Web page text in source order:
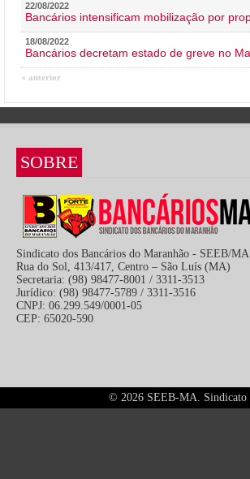
22/08/2022
Bancários intensificam mobilização por
18/08/2022
Bancários decretam estado de greve no
« anterior
SOBRE
Sindicato dos Bancários do Maranhão - SEEB/MA
Rua do Sol, 413/417, Centro – São Luís (MA)
Secretaria: (98) 98477-8001 / 3311-3513
Jurídico: (98) 98477-5789 / 3311-3516
CNPJ: 06.299.549/0001-05
CEP: 65020-590
© 2026 SEEB-MA. Sindicato